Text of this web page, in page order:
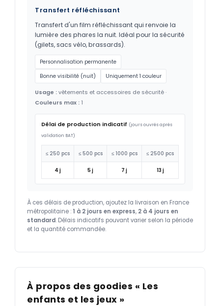
Transfert réfléchissant
Transfert d'un film réfléchissant qui renvoie la
lumière des phares la nuit. Idéal pour la sécurité
(gilets, sacs vélo, brassards).
Personnalisation permanente
Bonne visibilité (nuit)
Uniquement 1 couleur
Usage :vêtements et accessoires de sécurité ·
Couleurs max : 1
Délai de production indicatif (jours ouvrés après
validation BAT)
≤ 250 pcs ≤ 500 pcs ≤ 1000 pcs ≤ 2500 pcs
4 j 5 j 7 j 13 j
À ces délais de production, ajoutez la livraison en France
métropolitaine : 1 à 2 jours en express, 2 à 4 jours en
standard. Délais indicatifs pouvant varier selon la période
et la quantité commandée.
À propos des goodies « Les
enfants et les jeux »